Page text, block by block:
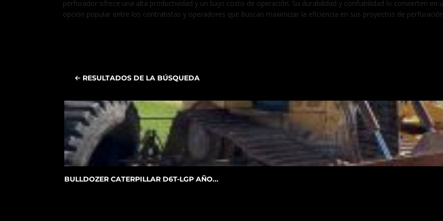
perforador ofrece una alta productividad y un bajo costo de operación. Su durabilidad y confiabilidad lo convierten en
opción popular entre los contratistas y operadores que buscan maximizar la eficiencia en sus proyectos de
RESULTADOS DE LA BÚSQUEDA
BULLDOZER CATERPILLAR D6T-LGP AÑO...